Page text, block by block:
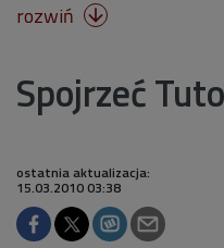
rozwiń 
Spojrzeć
ostatnia aktualizacja:
15.03.2010 03:38